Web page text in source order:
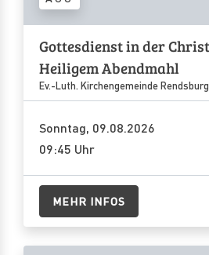
Gottesdienst in der
Heiligem Abendmahl
Ev.-Luth. Kirchengemeinde Rendsburg
Sonntag, 09.08.2026
09:45 Uhr
MEHR INFOS